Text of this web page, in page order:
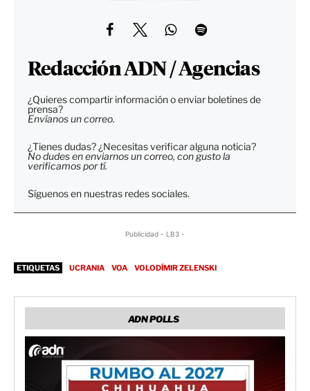
Redacción ADN / Agencias
¿Quieres compartir información o enviar boletines de
prensa?
Envíanos un correo.
¿Tienes dudas? ¿Necesitas verificar alguna noticia?
No dudes en enviarnos un correo, con gusto la
verificamos por tí.
Síguenos en nuestras redes sociales.
Publicidad - LB3 -
ETIQUETAS UCRANIA VOA VOLODÍMIR ZELENSKI
ADN POLLS